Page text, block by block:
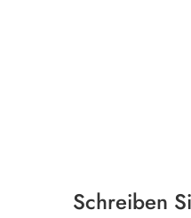
Schreiben